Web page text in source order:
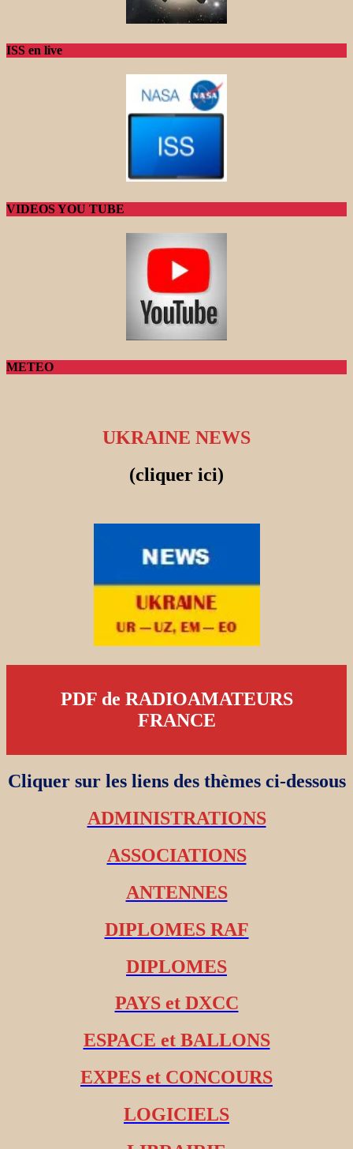
ISS en live
VIDEOS YOU TUBE
METEO
UKRAINE NEWS
(cliquer ici)
PDF de RADIOAMATEURS
FRANCE
Cliquer sur les liens des thèmes ci-dessous
ADMINISTRATIONS
ASSOCIATIONS
ANTENNES
DIPLOMES RAF
DIPLOMES
PAYS et DXCC
ESPACE et BALLONS
EXPES et CONCOURS
LOGICIELS